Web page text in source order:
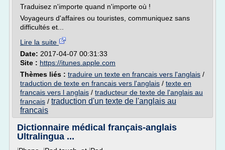
Traduisez n'importe quand n'importe où !
Voyageurs d'affaires ou touristes, communiquez sans
difficultés et...
Lire la suite
Date: 2017-04-07 00:31:33
Site : https://itunes.apple.com
Thèmes liés : traduire un texte en francais vers l'anglais /
traduction de texte en francais vers l'anglais / texte en
francais vers l anglais / traducteur de texte de l'anglais au
francais / traduction d'un texte de l'anglais au
francais
Dictionnaire médical français-anglais
Ultralingua ...